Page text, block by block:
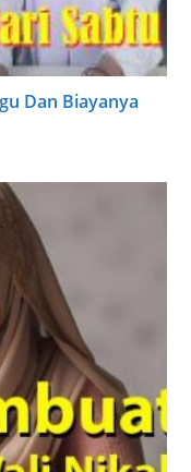
Dan Biayanya